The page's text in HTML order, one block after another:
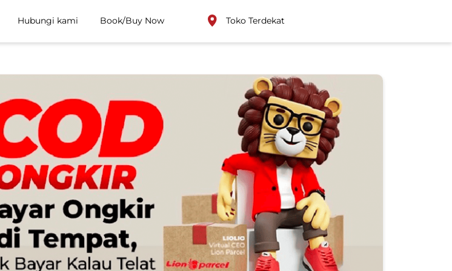
Hubungi kami Book/Buy Now Toko Terdekat